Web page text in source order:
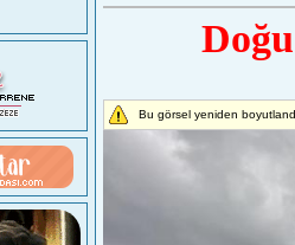
Bu görsel yeniden